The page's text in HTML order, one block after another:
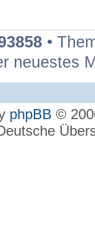
•
neuestes
phpBB ©